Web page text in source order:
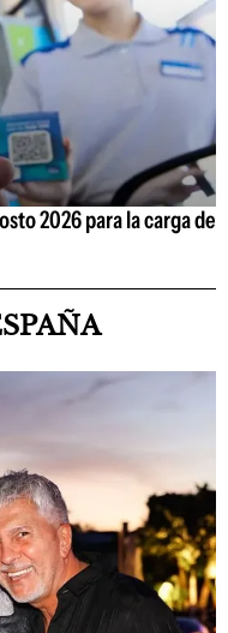
2026 para la carga de